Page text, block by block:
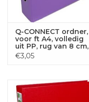
Q-CONNECT ordner,
voor ft A4, volledig
uit PP, rug van 8 cm,
violet
€3,05